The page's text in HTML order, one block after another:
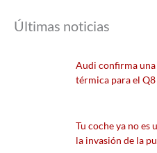
Últimas noticias
Audi confirma
térmica para el
Tu coche ya no es
la invasión de la